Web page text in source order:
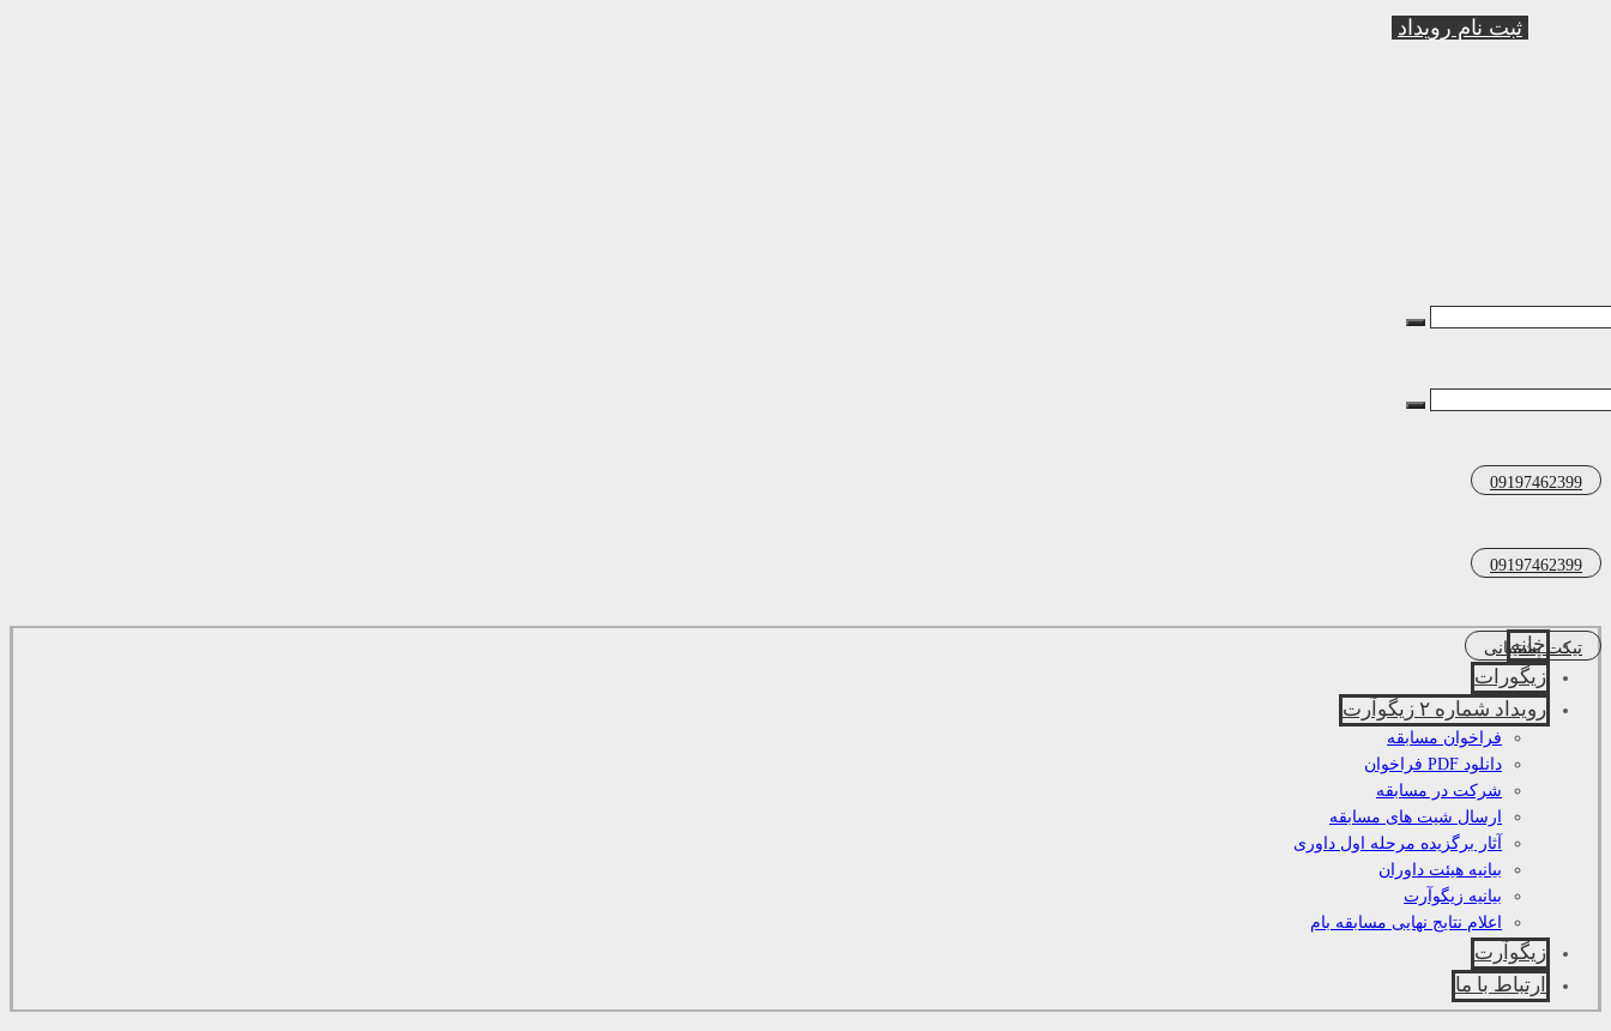
ثبت نام رویداد
09197462399
09197462399
تیکت پشتیبانی
خانه
زیگورات
رویداد شماره ۲ زیگوآرت
فراخوان مسابقه
دانلود PDF فراخوان
شرکت در مسابقه
ارسال شیت های مسابقه
آثار برگزیده مرحله اول داوری
بیانیه هیئت داوران
بیانیه زیگوآرت
اعلام نتایج نهایی مسابقه بام
زیگوآرت
ارتباط با ما